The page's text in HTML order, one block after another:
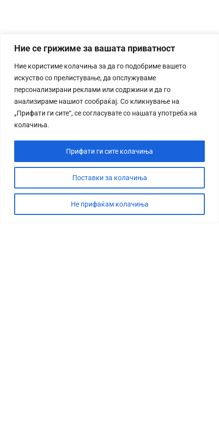
Ние се грижиме за вашата приватност
Ние користиме колачиња за да го подобриме вашето
искуство со прелистување, да опслужуваме
персонализирани реклами или содржини и да го
анализираме нашиот сообраќај. Со кликнување на
„Прифати ги сите“, се согласувате со нашата употреба на
колачиња.
Поставки за колачиња
Не прифаќам колачиња
Прифати ги сите колачиња